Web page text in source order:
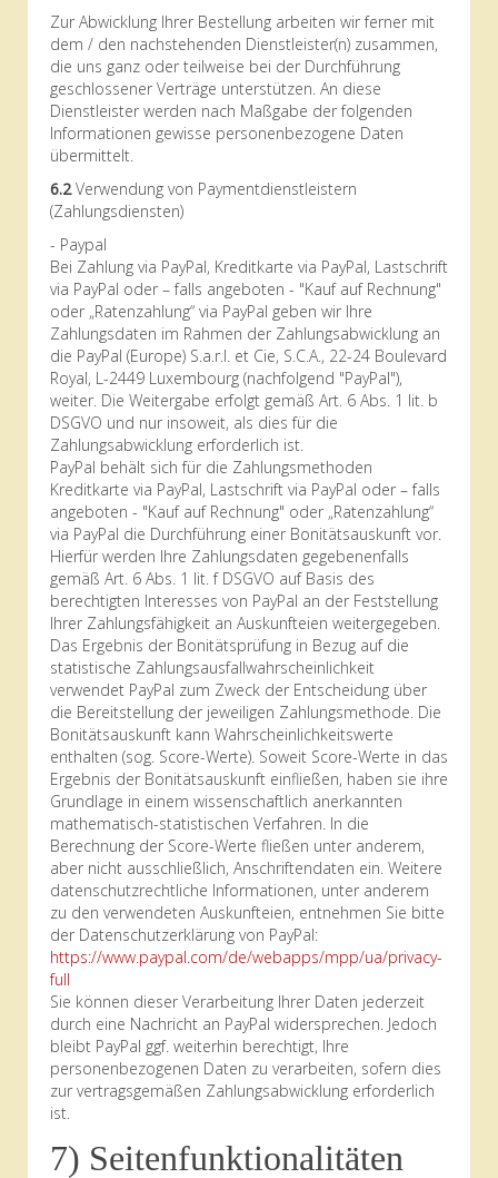
Zur Abwicklung Ihrer Bestellung arbeiten wir ferner mit
dem / den nachstehenden Dienstleister(n) zusammen,
die uns ganz oder teilweise bei der Durchführung
geschlossener Verträge unterstützen. An diese
Dienstleister werden nach Maßgabe der folgenden
Informationen gewisse personenbezogene Daten
übermittelt.
6.2Verwendung von Paymentdienstleistern
(Zahlungsdiensten)
- Paypal
Bei Zahlung via PayPal, Kreditkarte via PayPal, Lastschrift
via PayPal oder – falls angeboten - "Kauf auf Rechnung"
oder „Ratenzahlung“ via PayPal geben wir Ihre
Zahlungsdaten im Rahmen der Zahlungsabwicklung an
die PayPal (Europe) S.a.r.l. et Cie, S.C.A., 22-24 Boulevard
Royal, L-2449 Luxembourg (nachfolgend "PayPal"),
weiter. Die Weitergabe erfolgt gemäß Art. 6 Abs. 1 lit. b
DSGVO und nur insoweit, als dies für die
Zahlungsabwicklung erforderlich ist.
PayPal behält sich für die Zahlungsmethoden
Kreditkarte via PayPal, Lastschrift via PayPal oder – falls
angeboten - "Kauf auf Rechnung" oder „Ratenzahlung“
via PayPal die Durchführung einer Bonitätsauskunft vor.
Hierfür werden Ihre Zahlungsdaten gegebenenfalls
gemäß Art. 6 Abs. 1 lit. f DSGVO auf Basis des
berechtigten Interesses von PayPal an der Feststellung
Ihrer Zahlungsfähigkeit an Auskunfteien weitergegeben.
Das Ergebnis der Bonitätsprüfung in Bezug auf die
statistische Zahlungsausfallwahrscheinlichkeit
verwendet PayPal zum Zweck der Entscheidung über
die Bereitstellung der jeweiligen Zahlungsmethode. Die
Bonitätsauskunft kann Wahrscheinlichkeitswerte
enthalten (sog. Score-Werte). Soweit Score-Werte in das
Ergebnis der Bonitätsauskunft einfließen, haben sie ihre
Grundlage in einem wissenschaftlich anerkannten
mathematisch-statistischen Verfahren. In die
Berechnung der Score-Werte fließen unter anderem,
aber nicht ausschließlich, Anschriftendaten ein. Weitere
datenschutzrechtliche Informationen, unter anderem
zu den verwendeten Auskunfteien, entnehmen Sie bitte
der Datenschutzerklärung von PayPal:
https://www.paypal.com/de/webapps/mpp/ua/privacy-
full
Sie können dieser Verarbeitung Ihrer Daten jederzeit
durch eine Nachricht an PayPal widersprechen. Jedoch
bleibt PayPal ggf. weiterhin berechtigt, Ihre
personenbezogenen Daten zu verarbeiten, sofern dies
zur vertragsgemäßen Zahlungsabwicklung erforderlich
ist.
7) Seitenfunktionalitäten